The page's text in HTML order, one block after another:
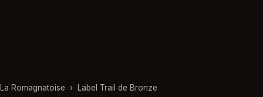
La Romagnatoise › Label Trail de Bronze